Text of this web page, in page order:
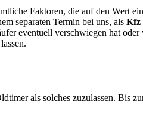
Faktoren, die auf den Wert
separaten Termin bei uns, als Kfz
eventuell verschwiegen hat
als solches zuzulassen. Bis